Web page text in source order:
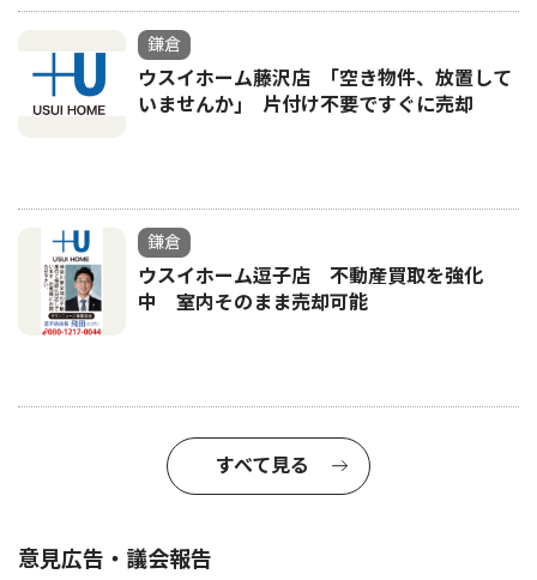
鎌倉
ウスイホーム藤沢店 ｢空き物件、放置して
いませんか｣ 片付け不要ですぐに売却
鎌倉
ウスイホーム逗子店 不動産買取を強化
中 室内そのまま売却可能
すべて見る
意見広告・議会報告